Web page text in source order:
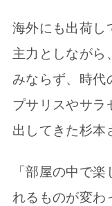
海外にも出荷し
主力としながら
みならず、時代
プサリスやサラ
出してきた杉本
「部屋の中で
れるものが変わ